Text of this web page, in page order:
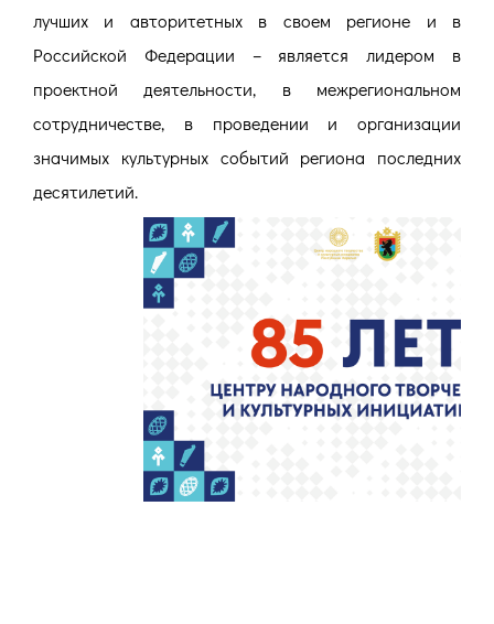
лучших и авторитетных в своем регионе и в
Российской Федерации – является лидером в
проектной деятельности, в межрегиональном
сотрудничестве, в проведении и организации
значимых культурных событий региона последних
десятилетий.